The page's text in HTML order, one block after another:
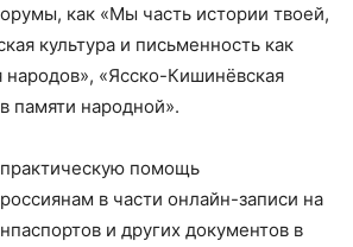
как «Мы часть истории твоей,
культура и письменность как
«Ясско-Кишинёвская
памяти народной».
помощь
в части онлайн-записи на
и других документов в